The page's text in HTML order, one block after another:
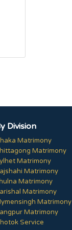
Division
Matrimony
Matrimony
Matrimony
Matrimony
Matrimony
Matrimony
Matrimony
Matrimony
Service